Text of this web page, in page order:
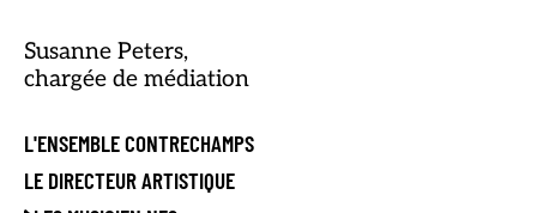
L'ENSEMBLE CONTRECHAMPS
LE DIRECTEUR ARTISTIQUE
Susanne Peters,
chargée de médiation